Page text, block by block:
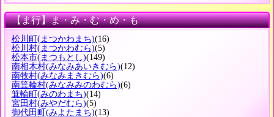
【ま行】ま・み・む・め・も
松川町 (まつかわまち)(16)
松川村(まつかわむら)(5)
松本市(まつもとし)(149)
南相木村(みなみあいきむら)(12)
南牧村(みなみまきむら)(6)
南箕輪村(みなみみのわむら)(6)
箕輪町 (みのわまち)(14)
宮田村(みやだむら)(5)
御代田町 (みよたまち)(13)